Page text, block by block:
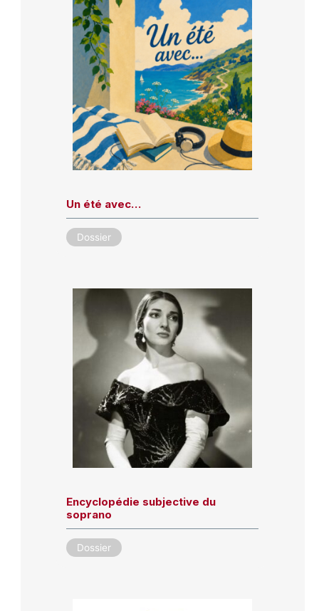
Un été avec…
Dossier
Encyclopédie subjective du
soprano
Dossier